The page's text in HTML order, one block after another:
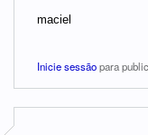
maciel
Inicie sessãopara